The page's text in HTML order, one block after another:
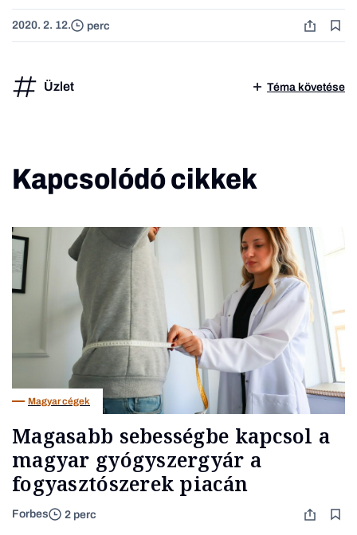
2020. 2. 12. perc
Üzlet Téma követése
Kapcsolódó cikkek
Magyar cégek
Magasabb sebességbe kapcsol a
magyar gyógyszergyár a
fogyasztószerek piacán
Forbes 2 perc